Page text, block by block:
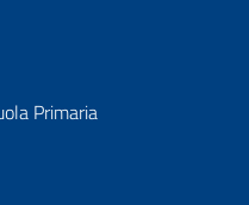
Primaria